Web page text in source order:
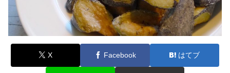
X Facebook はてブ